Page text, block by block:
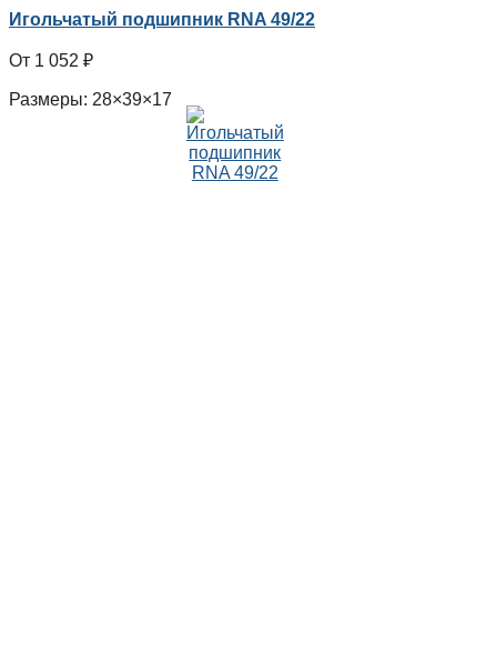
Игольчатый подшипник RNA 49/22
1 052 ₽
Размеры: 28×39×17